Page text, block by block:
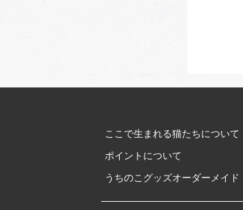
ここで生まれる猫たちについて
ポイントについて
うちのこグッズオーダーメイド